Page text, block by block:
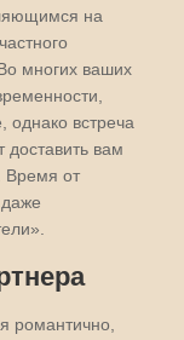
на
многих ваших
встреча
вам
Время от
романтично,